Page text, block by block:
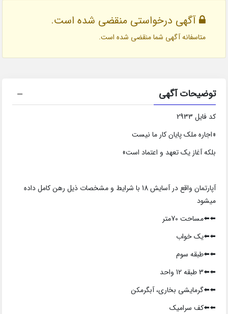
آگهی درخواستی منقضی شده است.
متاسفانه آگهی شما منقضی شده است.
توضیحات آگهی
کد فایل 2933
«اجاره ملک پایان کار ما نیست
بلکه آغاز یک تعهد و اعتماد است»
آپارتمان واقع در آسایش 18 با شرایط و مشخصات ذیل رهن کامل داده
میشود
⬅️⬅️مساحت 70متر
⬅️⬅️یک خواب
⬅️⬅️طبقه سوم
⬅️⬅️3 طبقه 12 واحد
⬅️⬅️گرمایشی بخاری، آبگرمکن
⬅️⬅️کف سرامیک